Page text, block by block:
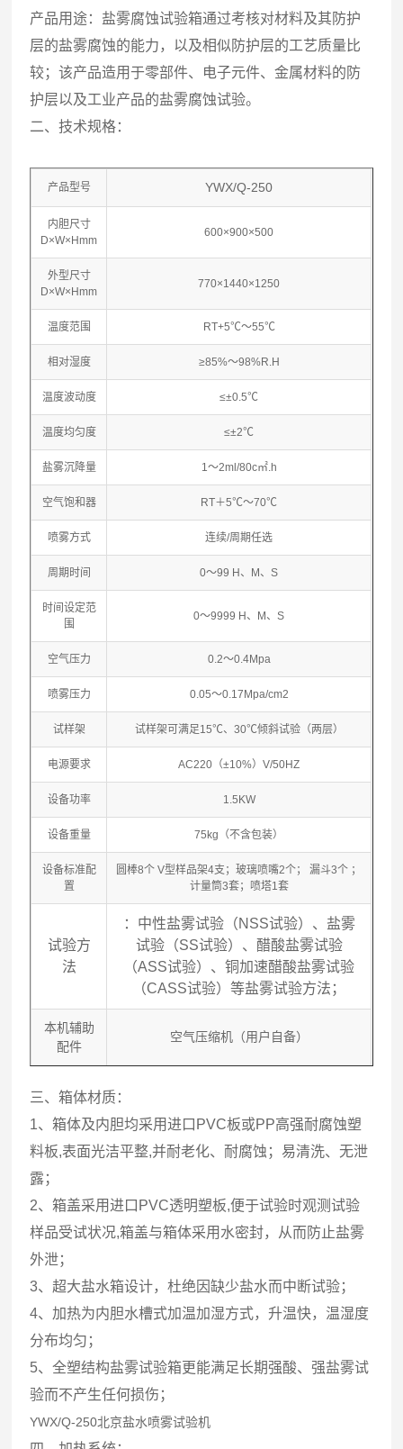
产品用途：盐雾腐蚀试验箱通过考核对材料及其防护
层的盐雾腐蚀的能力，以及相似防护层的工艺质量比
较；该产品造用于零部件、电子元件、金属材料的防
护层以及工业产品的盐雾腐蚀试验。
二、技术规格：
产品型号 YWX/Q-250
内胆尺寸
D×W×Hmm
600×900×500
外型尺寸
D×W×Hmm
770×1440×1250
温度范围 RT+5℃～55℃
相对湿度 ≥85%～98%R.H
温度波动度 ≤±0.5℃
温度均匀度 ≤±2℃
盐雾沉降量 1～2ml/80c㎡.h
空气饱和器 RT＋5℃～70℃
喷雾方式 连续/周期任选
周期时间 0～99 H、M、S
时间设定范
围
0～9999 H、M、S
空气压力 0.2～0.4Mpa
喷雾压力 0.05～0.17Mpa/cm2
试样架 试样架可满足15℃、30℃倾斜试验（两层）
电源要求 AC220（±10%）V/50HZ
设备功率 1.5KW
设备重量 75kg（不含包装）
设备标准配
置
圆棒8个 V型样品架4支；玻璃喷嘴2个； 漏斗3个 ；
计量筒3套；喷塔1套
试验方
法
：中性盐雾试验（NSS试验）、盐雾
试验（SS试验）、醋酸盐雾试验
（ASS试验）、铜加速醋酸盐雾试验
（CASS试验）等盐雾试验方法；
本机辅助
配件
空气压缩机（用户自备）
三、箱体材质：
1、箱体及内胆均采用进口PVC板或PP高强耐腐蚀塑
料板,表面光洁平整,并耐老化、耐腐蚀；易清洗、无泄
露；
2、箱盖采用进口PVC透明塑板,便于试验时观测试验
样品受试状况,箱盖与箱体采用水密封，从而防止盐雾
外泄；
3、超大盐水箱设计，杜绝因缺少盐水而中断试验；
4、加热为内胆水槽式加温加湿方式，升温快，温湿度
分布均匀；
5、全塑结构盐雾试验箱更能满足长期强酸、强盐雾试
验而不产生任何损伤；
YWX/Q-250北京盐水喷雾试验机